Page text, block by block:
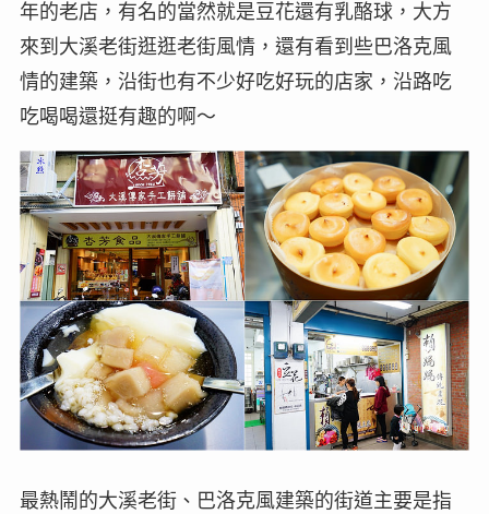
年的老店，有名的當然就是豆花還有乳酪球，大方
來到大溪老街逛逛老街風情，還有看到些巴洛克風
情的建築，沿街也有不少好吃好玩的店家，沿路吃
吃喝喝還挺有趣的啊～
最熱鬧的大溪老街、巴洛克風建築的街道主要是指